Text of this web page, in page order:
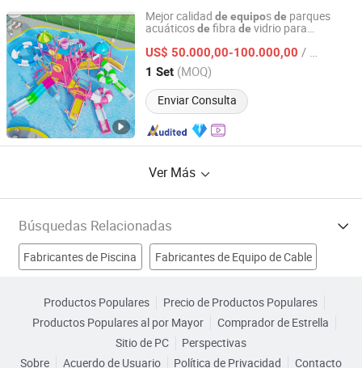
Mejor calidad de equiposde parques
acuáticosde fibra de vidrio para
US$ 50.000,00-100.000,00 / Set
1 Set (MOQ)
Enviar Consulta
Anhui Starsky Amusement Engineering Technology Co.,
Ltd
Anhui, China Desde 2025
Ver Más
Búsquedas Relacionadas
Fabricantes de Piscina Fabricantes de Equipo de Cable
equipo de piscina Fábricas equipo de piscina Fábricas
Productos Populares
Precio de Productos Populares
Productos Populares al por Mayor
Comprador de Estrella
Sitio de PC
Perspectivas
Sobre
Acuerdo de Usuario Política de Privacidad Contacto